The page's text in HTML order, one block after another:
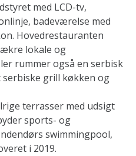
med LCD-tv,
badeværelse med
Hovedrestauranten
lokale og
rummer også en serbisk
grill køkken og
terrasser med udsigt
sports- og
swimmingpool,
i 2019.